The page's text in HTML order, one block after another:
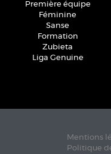
Première équipe
Féminine
Sanse
Formation
Zubieta
Liga Genuine
Mentions
Politique